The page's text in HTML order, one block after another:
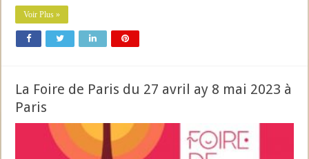
Voir Plus »
La Foire de Paris du 27 avril ay 8 mai 2023 à
Paris